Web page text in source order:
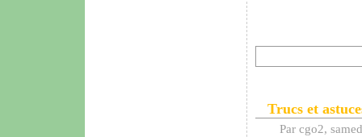
Trucs et
Par cgo2,